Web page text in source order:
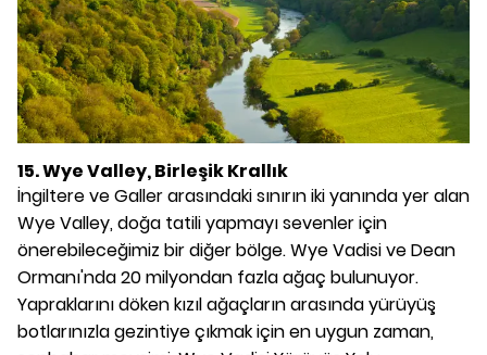
15. Wye Valley, Birleşik Krallık
İngiltere ve Galler arasındaki sınırın iki yanında yer alan
Wye Valley, doğa tatili yapmayı sevenler için
önerebileceğimiz bir diğer bölge. Wye Vadisi ve Dean
Ormanı'nda 20 milyondan fazla ağaç bulunuyor.
Yapraklarını döken kızıl ağaçların arasında yürüyüş
botlarınızla gezintiye çıkmak için en uygun zaman,